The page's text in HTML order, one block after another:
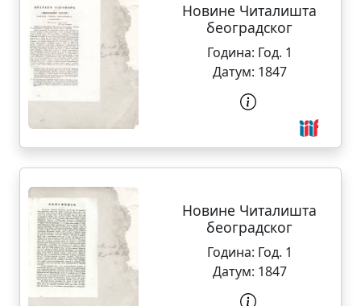
Новине Читалишта
београдског
Година: Год. 1
Датум: 1847
Новине Читалишта
београдског
Година: Год. 1
Датум: 1847